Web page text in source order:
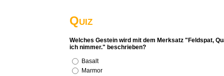
Quiz
Welches Gestein wird mit dem Merksatz "Feldspat,
ich nimmer." beschrieben?
Basalt
Marmor